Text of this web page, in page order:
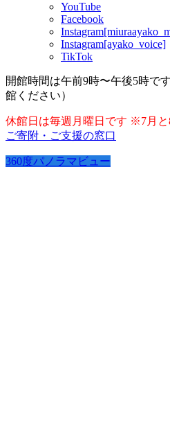
YouTube
Facebook
Instagram[ayako_voice]
TikTok
開館時間は午前9時〜午後5時で
館ください）
休館日は毎週月曜日です ※7月
ご寄附・ご支援の窓口
360度パノラマビュー